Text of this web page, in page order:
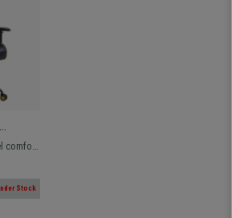
comfort
Stock